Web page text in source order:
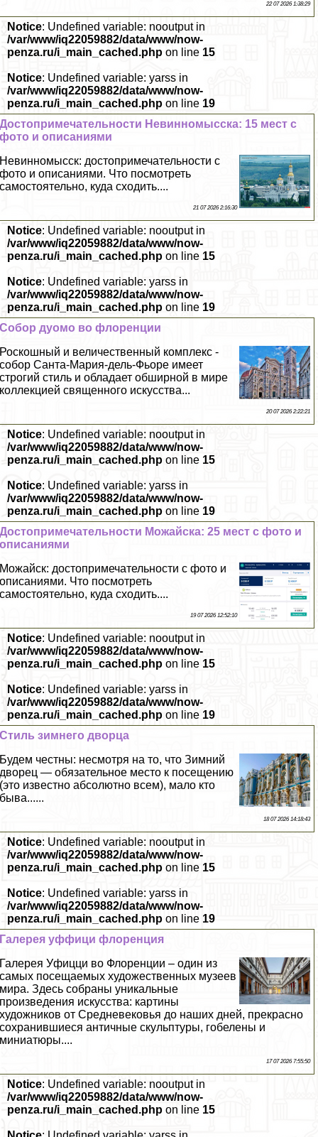
22 07 2026 1:38:29
Notice: Undefined variable: nooutput in
/var/www/iq22059882/data/www/now-
penza.ru/i_main_cached.php on line 15
Notice: Undefined variable: yarss in
/var/www/iq22059882/data/www/now-
penza.ru/i_main_cached.php on line 19
Достопримечательности Невинномысска: 15 мест с
фото и описаниями
Невинномысск: достопримечательности с
фото и описаниями. Что посмотреть
самостоятельно, куда сходить....
21 07 2026 2:16:30
Notice: Undefined variable: nooutput in
/var/www/iq22059882/data/www/now-
penza.ru/i_main_cached.php on line 15
Notice: Undefined variable: yarss in
/var/www/iq22059882/data/www/now-
penza.ru/i_main_cached.php on line 19
Собор дуомо во флоренции
Роскошный и величественный комплекс -
собор Санта-Мария-дель-Фьоре имеет
строгий стиль и обладает обширной в мире
коллекцией священного искусства...
20 07 2026 2:22:21
Notice: Undefined variable: nooutput in
/var/www/iq22059882/data/www/now-
penza.ru/i_main_cached.php on line 15
Notice: Undefined variable: yarss in
/var/www/iq22059882/data/www/now-
penza.ru/i_main_cached.php on line 19
Достопримечательности Можайска: 25 мест с фото и
описаниями
Можайск: достопримечательности с фото и
описаниями. Что посмотреть
самостоятельно, куда сходить....
19 07 2026 12:52:10
Notice: Undefined variable: nooutput in
/var/www/iq22059882/data/www/now-
penza.ru/i_main_cached.php on line 15
Notice: Undefined variable: yarss in
/var/www/iq22059882/data/www/now-
penza.ru/i_main_cached.php on line 19
Стиль зимнего дворца
Будем честны: несмотря на то, что Зимний
дворец — обязательное место к посещению
(это известно абсолютно всем), мало кто
быва......
18 07 2026 14:18:43
Notice: Undefined variable: nooutput in
/var/www/iq22059882/data/www/now-
penza.ru/i_main_cached.php on line 15
Notice: Undefined variable: yarss in
/var/www/iq22059882/data/www/now-
penza.ru/i_main_cached.php on line 19
Галерея уффици флоренция
Галерея Уфицци во Флоренции – один из
самых посещаемых художественных музеев
мира. Здесь собраны уникальные
произведения искусства: картины
художников от Средневековья до наших дней, прекрасно
сохранившиеся античные скульптуры, гобелены и
миниатюры....
17 07 2026 7:55:50
Notice: Undefined variable: nooutput in
/var/www/iq22059882/data/www/now-
penza.ru/i_main_cached.php on line 15